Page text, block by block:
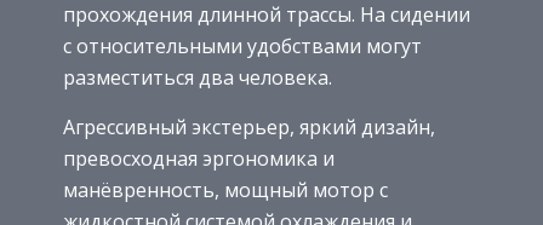
прохождения длинной трассы. На сидении
с относительными удобствами могут
разместиться два человека.
Агрессивный экстерьер, яркий дизайн,
превосходная эргономика и
манёвренность, мощный мотор с